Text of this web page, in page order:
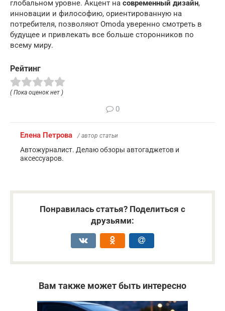
глобальном уровне. Акцент на современный дизайн,
инновации и философию, ориентированную на
потребителя, позволяют Omoda уверенно смотреть в
будущее и привлекать все больше сторонников по
всему миру.
Рейтинг
( Пока оценок нет )
0
Елена Петрова / автор статьи
Автожурналист. Делаю обзоры автогаджетов и
аксессуаров.
Понравилась статья? Поделиться с
друзьями:
Вам также может быть интересно